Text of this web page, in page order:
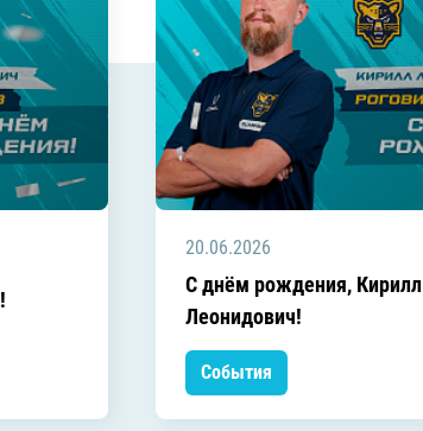
20.06.2026
C днём рождения, Кирилл
Леонидович!
События